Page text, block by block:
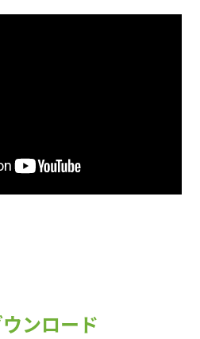
ンロード